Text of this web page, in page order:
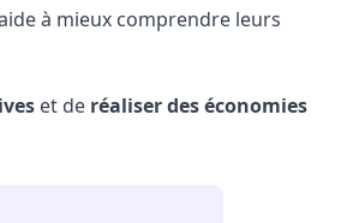
à mieux comprendre leurs
et de réaliser des économies